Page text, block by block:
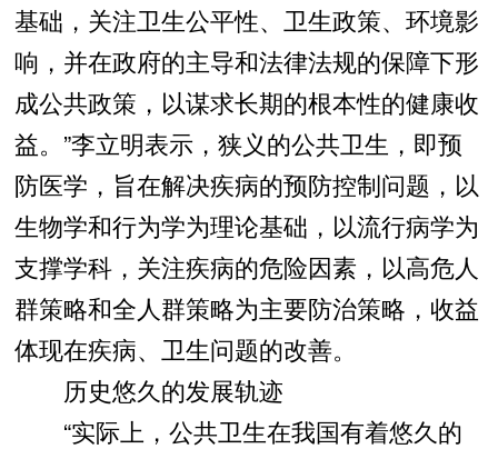
基础，关注卫生公平性、卫生政策、环境影
响，并在政府的主导和法律法规的保障下形
成公共政策，以谋求长期的根本性的健康收
益。”李立明表示，狭义的公共卫生，即预
防医学，旨在解决疾病的预防控制问题，以
生物学和行为学为理论基础，以流行病学为
支撑学科，关注疾病的危险因素，以高危人
群策略和全人群策略为主要防治策略，收益
体现在疾病、卫生问题的改善。
历史悠久的发展轨迹
“实际上，公共卫生在我国有着悠久的